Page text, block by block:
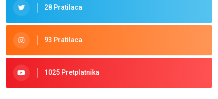
28 Pratilaca
93 Pratilaca
1025 Pretplatnika